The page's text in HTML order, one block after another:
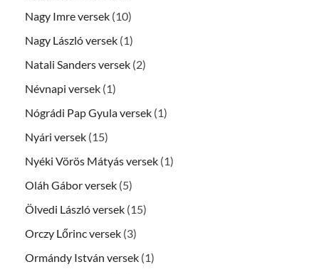
Nagy Imre versek (10)
Nagy László versek (1)
Natali Sanders versek (2)
Névnapi versek (1)
Nógrádi Pap Gyula versek (1)
Nyári versek (15)
Nyéki Vörös Mátyás versek (1)
Oláh Gábor versek (5)
Ölvedi László versek (15)
Orczy Lőrinc versek (3)
Ormándy István versek (1)